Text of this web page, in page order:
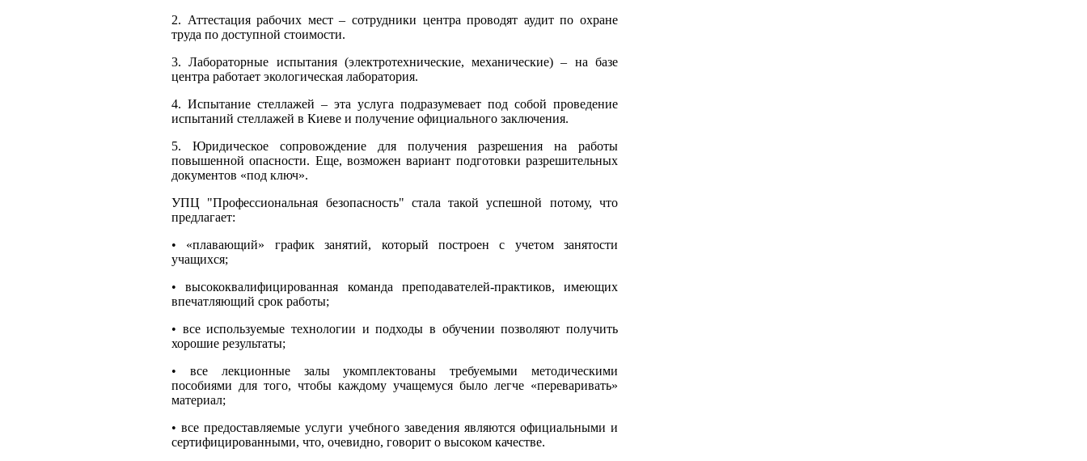
2. Аттестация рабочих мест – сотрудники центра проводят аудит по охране
труда по доступной стоимости.
3. Лабораторные испытания (электротехнические, механические) – на базе
центра работает экологическая лаборатория.
4. Испытание стеллажей – эта услуга подразумевает под собой проведение
испытаний стеллажей в Киеве и получение официального заключения.
5. Юридическое сопровождение для получения разрешения на работы
повышенной опасности. Еще, возможен вариант подготовки разрешительных
документов «под ключ».
УПЦ "Профессиональная безопасность" стала такой успешной потому, что
предлагает:
•
«плавающий» график занятий, который построен с учетом занятости
учащихся;
•
высококвалифицированная команда преподавателей-практиков, имеющих
впечатляющий срок работы;
• все используемые технологии и подходы в обучении позволяют получить
хорошие результаты;
•
все лекционные залы укомплектованы требуемыми методическими
пособиями для того, чтобы каждому учащемуся было легче «переваривать»
материал;
• все предоставляемые услуги учебного заведения являются официальными и
сертифицированными, что, очевидно, говорит о высоком качестве.